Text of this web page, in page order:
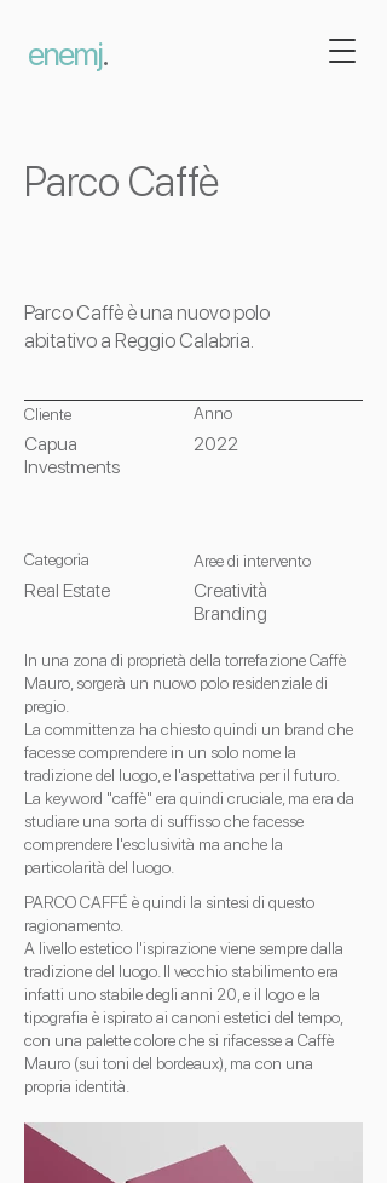
enemj.
Parco Caffè
Parco Caffè è una nuovo polo
abitativo a Reggio Calabria.
Cliente
Capua
Investments
Anno
2022
Categoria
Real Estate
Aree di intervento
Creatività
Branding
In una zona di proprietà della torrefazione Caffè
Mauro, sorgerà un nuovo polo residenziale di
pregio.
La committenza ha chiesto quindi un brand che
facesse comprendere in un solo nome la
tradizione del luogo, e l'aspettativa per il futuro.
La keyword "caffè" era quindi cruciale, ma era da
studiare una sorta di suffisso che facesse
comprendere l'esclusività ma anche la
particolarità del luogo.
PARCO CAFFÉ è quindi la sintesi di questo
ragionamento.
A livello estetico l'ispirazione viene sempre dalla
tradizione del luogo. Il vecchio stabilimento era
infatti uno stabile degli anni 20, e il logo e la
tipografia è ispirato ai canoni estetici del tempo,
con una palette colore che si rifacesse a Caffè
Mauro (sui toni del bordeaux), ma con una
propria identità.